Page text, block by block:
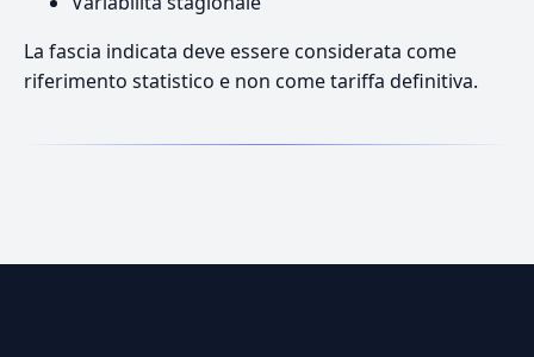
La fascia indicata deve essere considerata come
riferimento statistico e non come tariffa definitiva.